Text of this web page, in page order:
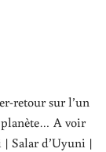
retour sur l’un
planète… A voir
| Salar d’Uyuni |